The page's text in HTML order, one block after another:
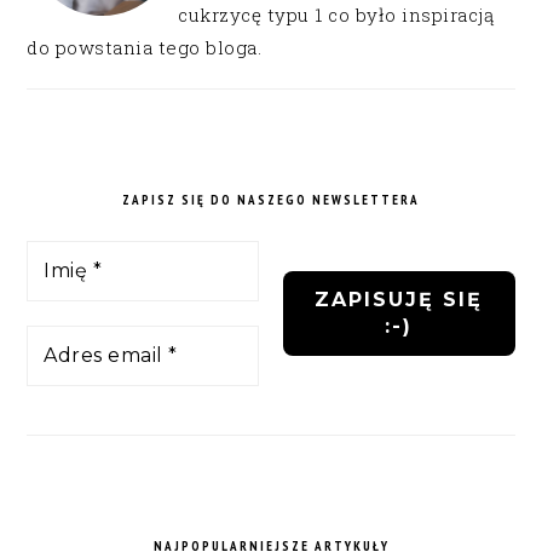
cukrzycę typu 1 co było inspiracją
do powstania tego bloga.
ZAPISZ SIĘ DO NASZEGO NEWSLETTERA
NAJPOPULARNIEJSZE ARTYKUŁY